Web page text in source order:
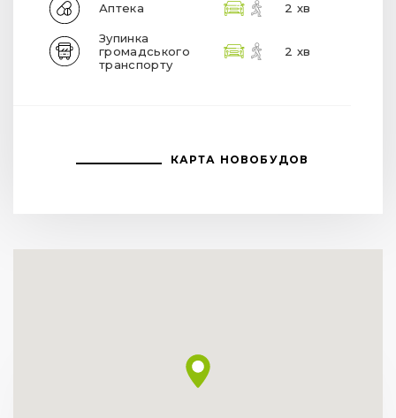
Аптека 2 хв
Зупинка
громадського
транспорту
2 хв
КАРТА НОВОБУДОВ